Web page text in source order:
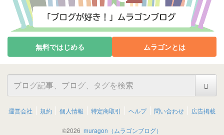
無料ではじめる ムラゴンとは
運営会社 規約 個人情報 特定商取引 ヘルプ 問い合わせ 広告掲載
©2026 muragon（ムラゴンブログ）